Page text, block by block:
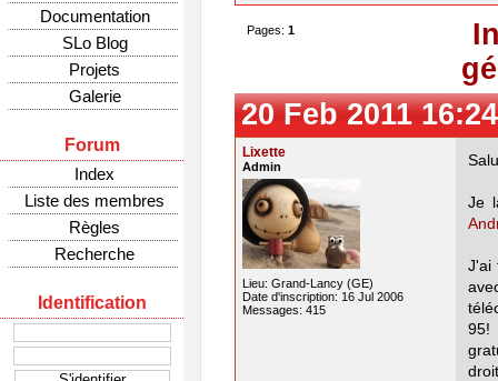
Documentation
SLo Blog
Projets
Galerie
Forum
Index
Liste des membres
Règles
Recherche
Identification
Pages: 1
20 Feb 2011
Lixette
Admin
Lieu: Grand-Lancy (GE)
Date d'inscription: 16 Jul 2006
Messages: 415
Je
J'ai
95!